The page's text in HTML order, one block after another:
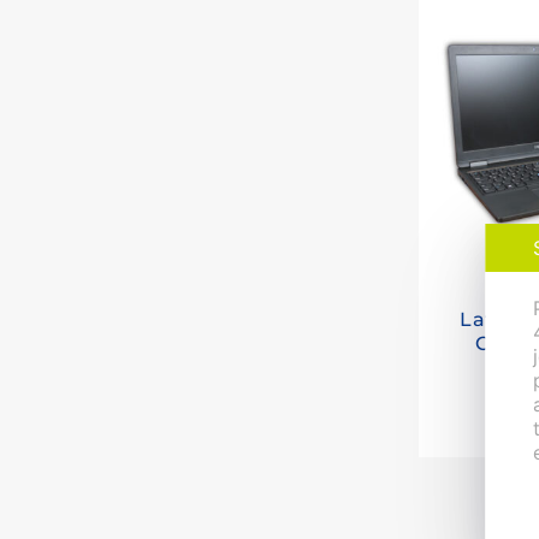
Core
GHz, 8
GB
Intel
9